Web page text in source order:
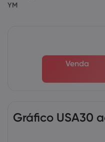
YM
Venda
Gráfico USA30